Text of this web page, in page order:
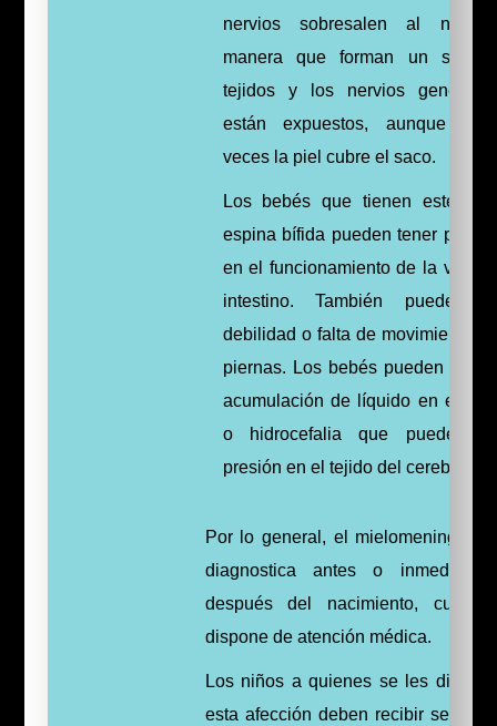
nervios sobresalen al
manera que forman un saco.
tejidos y los nervios
están expuestos, aunque
veces la piel cubre el saco.
Los bebés que tienen este
espina bífida pueden tener
en el funcionamiento de la vejiga
intestino. También pueden
debilidad o falta de movimiento
piernas. Los bebés pueden tener
acumulación de líquido en el
o hidrocefalia que puede
presión en el tejido del cerebro.
Por lo general, el
diagnostica antes o
después del nacimiento,
dispone de atención médica.
Los niños a quienes se les
esta afección deben recibir